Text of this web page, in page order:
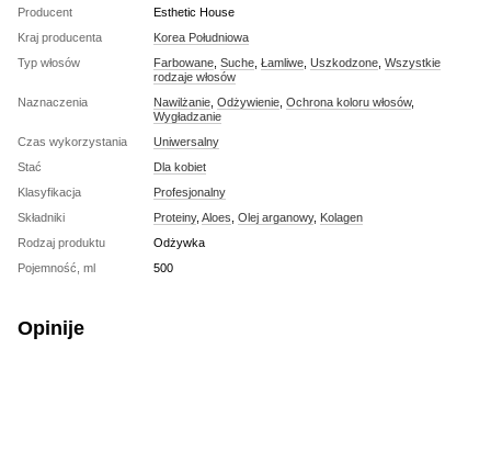
Producent
Esthetic House
Kraj producenta
Korea Południowa
Typ włosów
Farbowane Suche Łamliwe Uszkodzone Wszystkie
rodzaje włosów
Naznaczenia
Nawilżanie Odżywienie Ochrona koloru włosów,
Wygładzanie
Czas wykorzystania
Uniwersalny
Stać
Dla kobiet
Klasyfikacja
Profesjonalny
Składniki
Proteiny, Aloes Olej arganowy, Kolagen
Rodzaj produktu
Odżywka
Pojemność, ml
500
Opinije